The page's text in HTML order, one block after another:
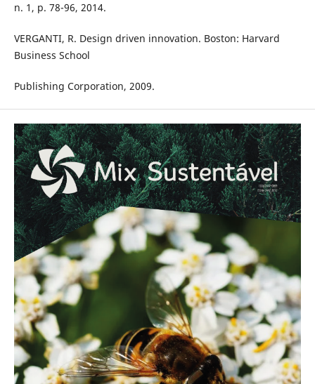
n. 1, p. 78-96, 2014.
VERGANTI, R. Design driven innovation. Boston: Harvard
Business School
Publishing Corporation, 2009.